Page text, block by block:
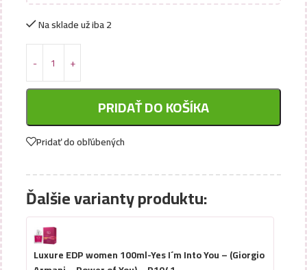
Na sklade už iba 2
PRIDAŤ DO KOŠÍKA
Pridať do obľúbených
Ďalšie varianty produktu:
Luxure EDP women 100ml-Yes I´m Into You – (Giorgio